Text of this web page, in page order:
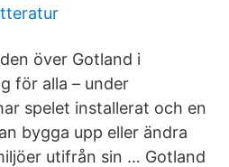
över Gotland i
för alla – under
spelet installerat och en
bygga upp eller ändra
utifrån sin … Gotland